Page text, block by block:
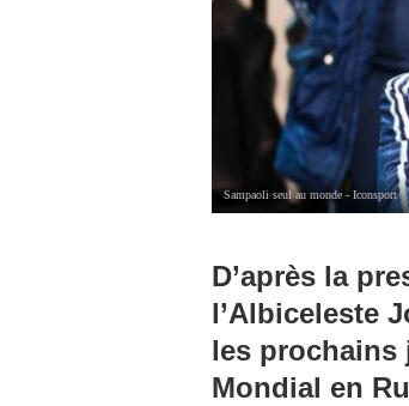
Sampaoli seul au monde - Iconsport
D’après la
l’Albiceleste
les prochains
Mondial en